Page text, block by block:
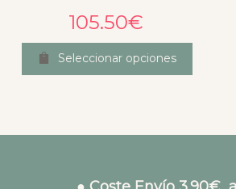
105.50€
Seleccionar opciones